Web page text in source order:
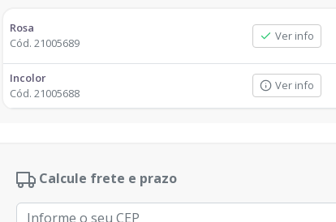
Rosa
Cód. 21005689 Ver info
Incolor
Cód. 21005688
Ver info
Calcule frete e prazo